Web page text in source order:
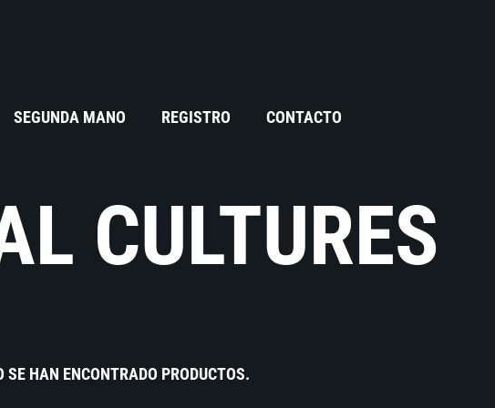
SEGUNDA MANO REGISTRO CONTACTO
CULTURES
SE HAN ENCONTRADO PRODUCTOS.